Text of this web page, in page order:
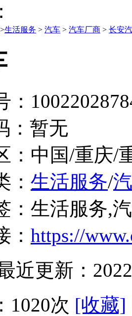
>生活服务 > 汽车 > 汽车厂商 > 长安
：
暂无
： 中国/重庆/
： 生活服务/
： 生活服务,
： https://
近更新：
1020次 [收藏]